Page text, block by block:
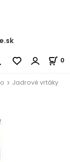
0
Jadrové vrtáky